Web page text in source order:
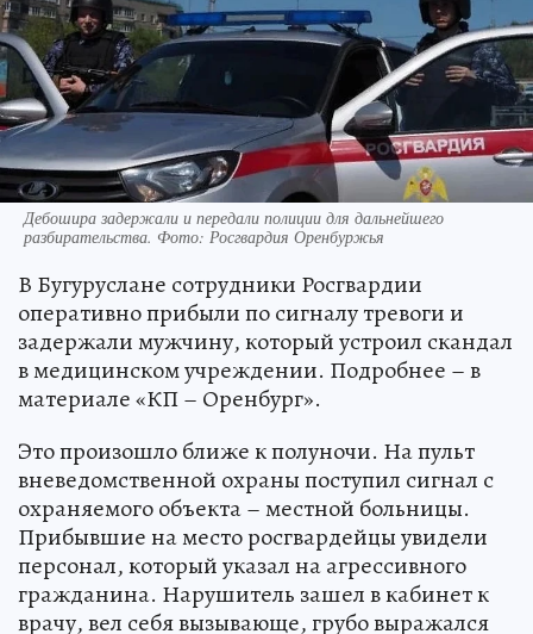
Дебошира задержали и передали полиции для дальнейшего
разбирательства. Фото: Росгвардия Оренбуржья
В Бугуруслане сотрудники Росгвардии
оперативно прибыли по сигналу тревоги и
задержали мужчину, который устроил скандал
в медицинском учреждении. Подробнее – в
материале «КП – Оренбург».
Это произошло ближе к полуночи. На пульт
вневедомственной охраны поступил сигнал с
охраняемого объекта – местной больницы.
Прибывшие на место росгвардейцы увидели
персонал, который указал на агрессивного
гражданина. Нарушитель зашел в кабинет к
врачу, вел себя вызывающе, грубо выражался